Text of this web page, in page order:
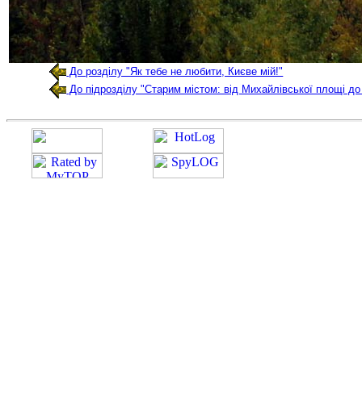
До розділу "Як тебе не любити, Києве мій!"
До підрозділу "Старим містом: від Михайлівської площі